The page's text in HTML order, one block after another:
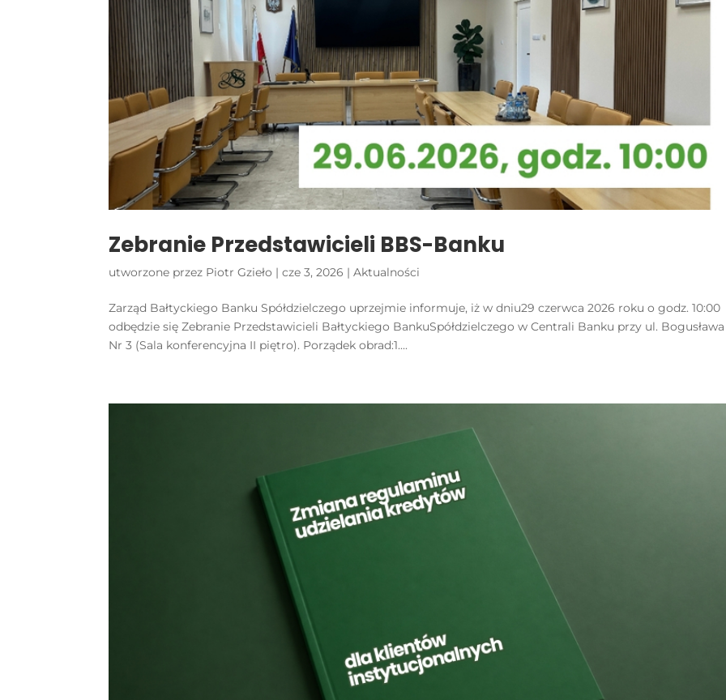
Zebranie Przedstawicieli BBS-Banku
utworzone przez Piotr Gzieło |cze 3, 2026 |Aktualności
Zarząd Bałtyckiego Banku Spółdzielczego uprzejmie informuje, iż w dniu29 czerwca 2026 roku o godz. 10:00
odbędzie się Zebranie Przedstawicieli Bałtyckiego BankuSpółdzielczego w Centrali Banku przy ul. Bogusława
Nr 3 (Sala konferencyjna II piętro). Porządek obrad:1....